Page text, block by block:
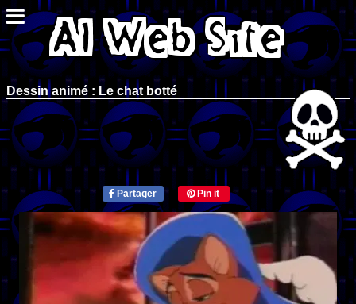
Dessin animé : Le chat botté
Partager Pin it